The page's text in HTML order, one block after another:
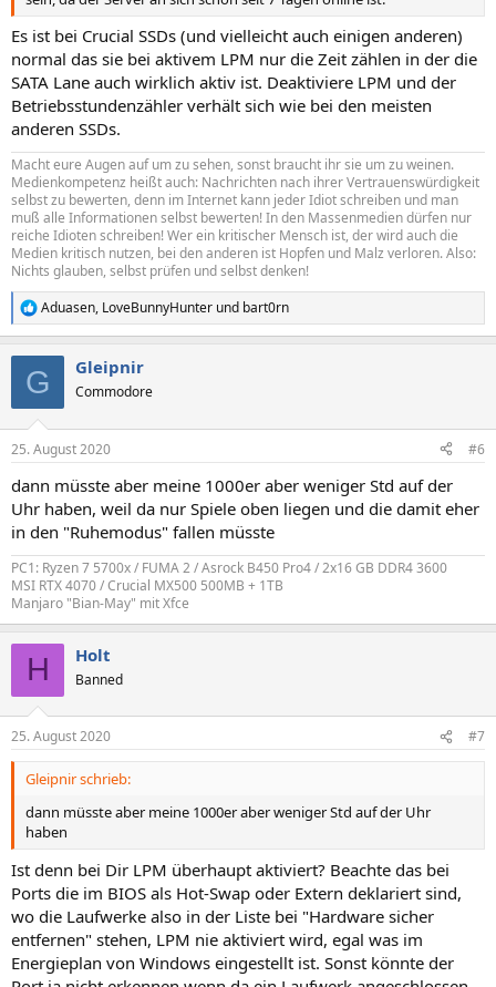
Es ist bei Crucial SSDs (und vielleicht auch einigen anderen)
normal das sie bei aktivem LPM nur die Zeit zählen in der die
SATA Lane auch wirklich aktiv ist. Deaktiviere LPM und der
Betriebsstundenzähler verhält sich wie bei den meisten
anderen SSDs.
Macht eure Augen auf um zu sehen, sonst braucht ihr sie um zu weinen.
Medienkompetenz heißt auch: Nachrichten nach ihrer Vertrauenswürdigkeit
selbst zu bewerten, denn im Internet kann jeder Idiot schreiben und man
muß alle Informationen selbst bewerten! In den Massenmedien dürfen nur
reiche Idioten schreiben! Wer ein kritischer Mensch ist, der wird auch die
Medien kritisch nutzen, bei den anderen ist Hopfen und Malz verloren. Also:
Nichts glauben, selbst prüfen und selbst denken!
R
e
e
:
Aduasen, LoveBunnyHunter und bart0rn
G Gleipnir
Commodore
25. August 2020 #6
dann müsste aber meine 1000er aber weniger Std auf der
Uhr haben, weil da nur Spiele oben liegen und die damit eher
in den "Ruhemodus" fallen müsste
PC1: Ryzen 7 5700x / FUMA 2 / Asrock B450 Pro4 / 2x16 GB DDR4 3600
MSI RTX 4070 / Crucial MX500 500MB + 1TB
Manjaro "Bian-May" mit Xfce
H Holt
Banned
25. August 2020 #7
Gleipnir schrieb:
dann müsste aber meine 1000er aber weniger Std auf der Uhr
haben
Ist denn bei Dir LPM überhaupt aktiviert? Beachte das bei
Ports die im BIOS als Hot-Swap oder Extern deklariert sind,
wo die Laufwerke also in der Liste bei "Hardware sicher
entfernen" stehen, LPM nie aktiviert wird, egal was im
Energieplan von Windows eingestellt ist. Sonst könnte der